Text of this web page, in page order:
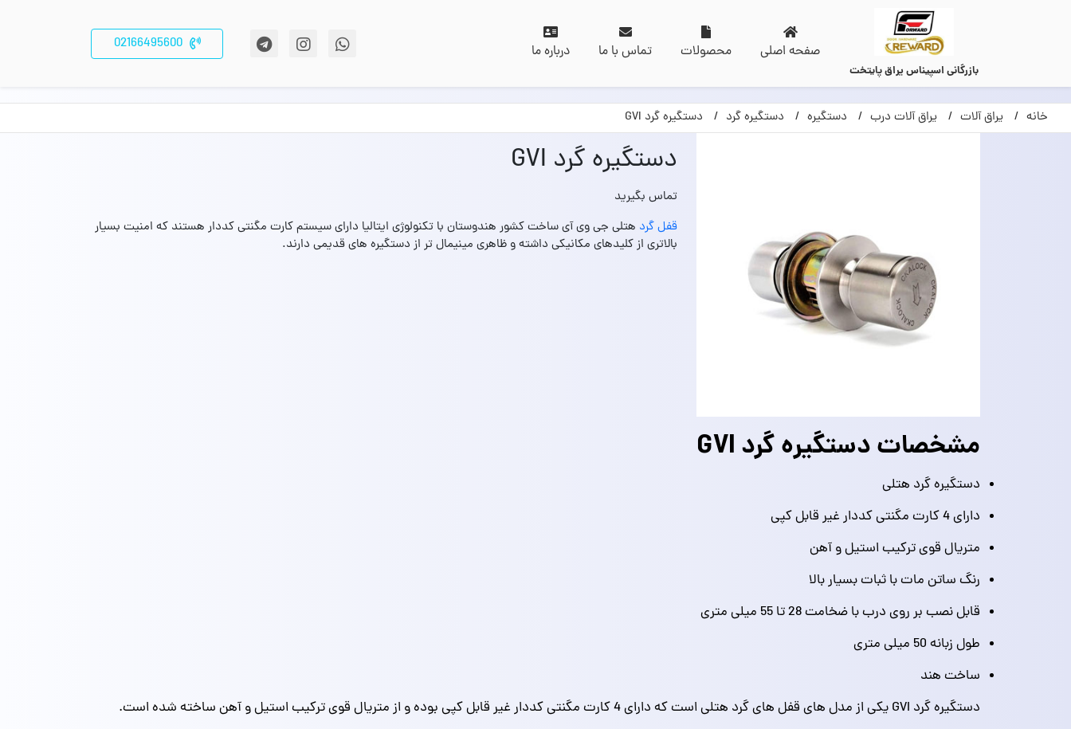
بازرگانی اسپیناس یراق پایتخت
صفحه اصلی محصولات تماس با ما درباره ما 02166495600
خانه یراق آلات یراق آلات درب دستگیره دستگیره گرد دستگیره گرد GVI
دستگیره گرد GVI
تماس بگیرید
قفل گرد هتلی جی وی آی ساخت کشور هندوستان با تکنولوژی ایتالیا دارای سیستم کارت مگنتی کددار هستند که امنیت بسیار
بالاتری از کلیدهای مکانیکی داشته و ظاهری مینیمال تر از دستگیره های قدیمی دارند.
مشخصات دستگیره گرد GVI
دستگیره گرد هتلی
دارای 4 کارت مگنتی کددار غیر قابل کپی
متریال قوی ترکیب استیل و آهن
رنگ ساتن مات با ثبات بسیار بالا
قابل نصب بر روی درب با ضخامت 28 تا 55 میلی متری
طول زبانه 50 میلی متری
ساخت هند
دستگیره گرد GVI یکی از مدل های قفل های گرد هتلی است که دارای 4 کارت مگنتی کددار غیر قابل کپی بوده و از متریال قوی ترکیب استیل و آهن ساخته شده است.